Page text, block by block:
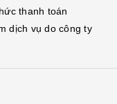
thanh toán
dịch vụ do công ty